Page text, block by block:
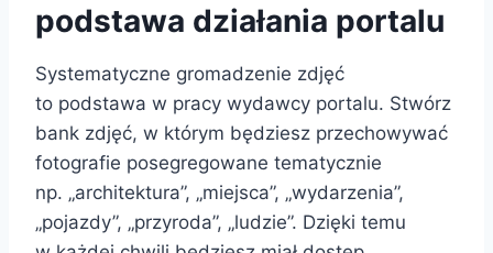
podstawa działania portalu
Systematyczne gromadzenie zdjęć
to podstawa w pracy wydawcy portalu. Stwórz
bank zdjęć, w którym będziesz przechowywać
fotografie posegregowane tematycznie
np. „architektura”, „miejsca”, „wydarzenia”,
„pojazdy”, „przyroda”, „ludzie”. Dzięki temu